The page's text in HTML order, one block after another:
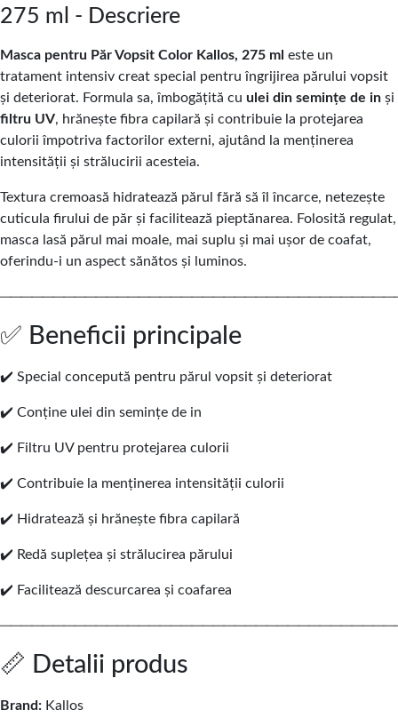
275 ml - Descriere
Masca pentru Păr Vopsit Color Kallos, 275 ml este un
tratament intensiv creat special pentru îngrijirea părului vopsit
și deteriorat. Formula sa, îmbogățită cu ulei din semințe de in și
filtru UV, hrănește fibra capilară și contribuie la protejarea
culorii împotriva factorilor externi, ajutând la menținerea
intensității și strălucirii acesteia.
Textura cremoasă hidratează părul fără să îl încarce, netezește
cuticula firului de păr și facilitează pieptănarea. Folosită regulat,
masca lasă părul mai moale, mai suplu și mai ușor de coafat,
oferindu-i un aspect sănătos și luminos.
✅ Beneficii principale
✔️ Special concepută pentru părul vopsit și deteriorat
✔️ Conține ulei din semințe de in
✔️ Filtru UV pentru protejarea culorii
✔️ Contribuie la menținerea intensității culorii
✔️ Hidratează și hrănește fibra capilară
✔️ Redă suplețea și strălucirea părului
✔️ Facilitează descurcarea și coafarea
📏 Detalii produs
Brand: Kallos